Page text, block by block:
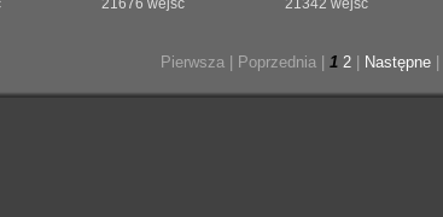
21676 wejść
21342 wejść
Pierwsza | Poprzednia | 1 2 Następne